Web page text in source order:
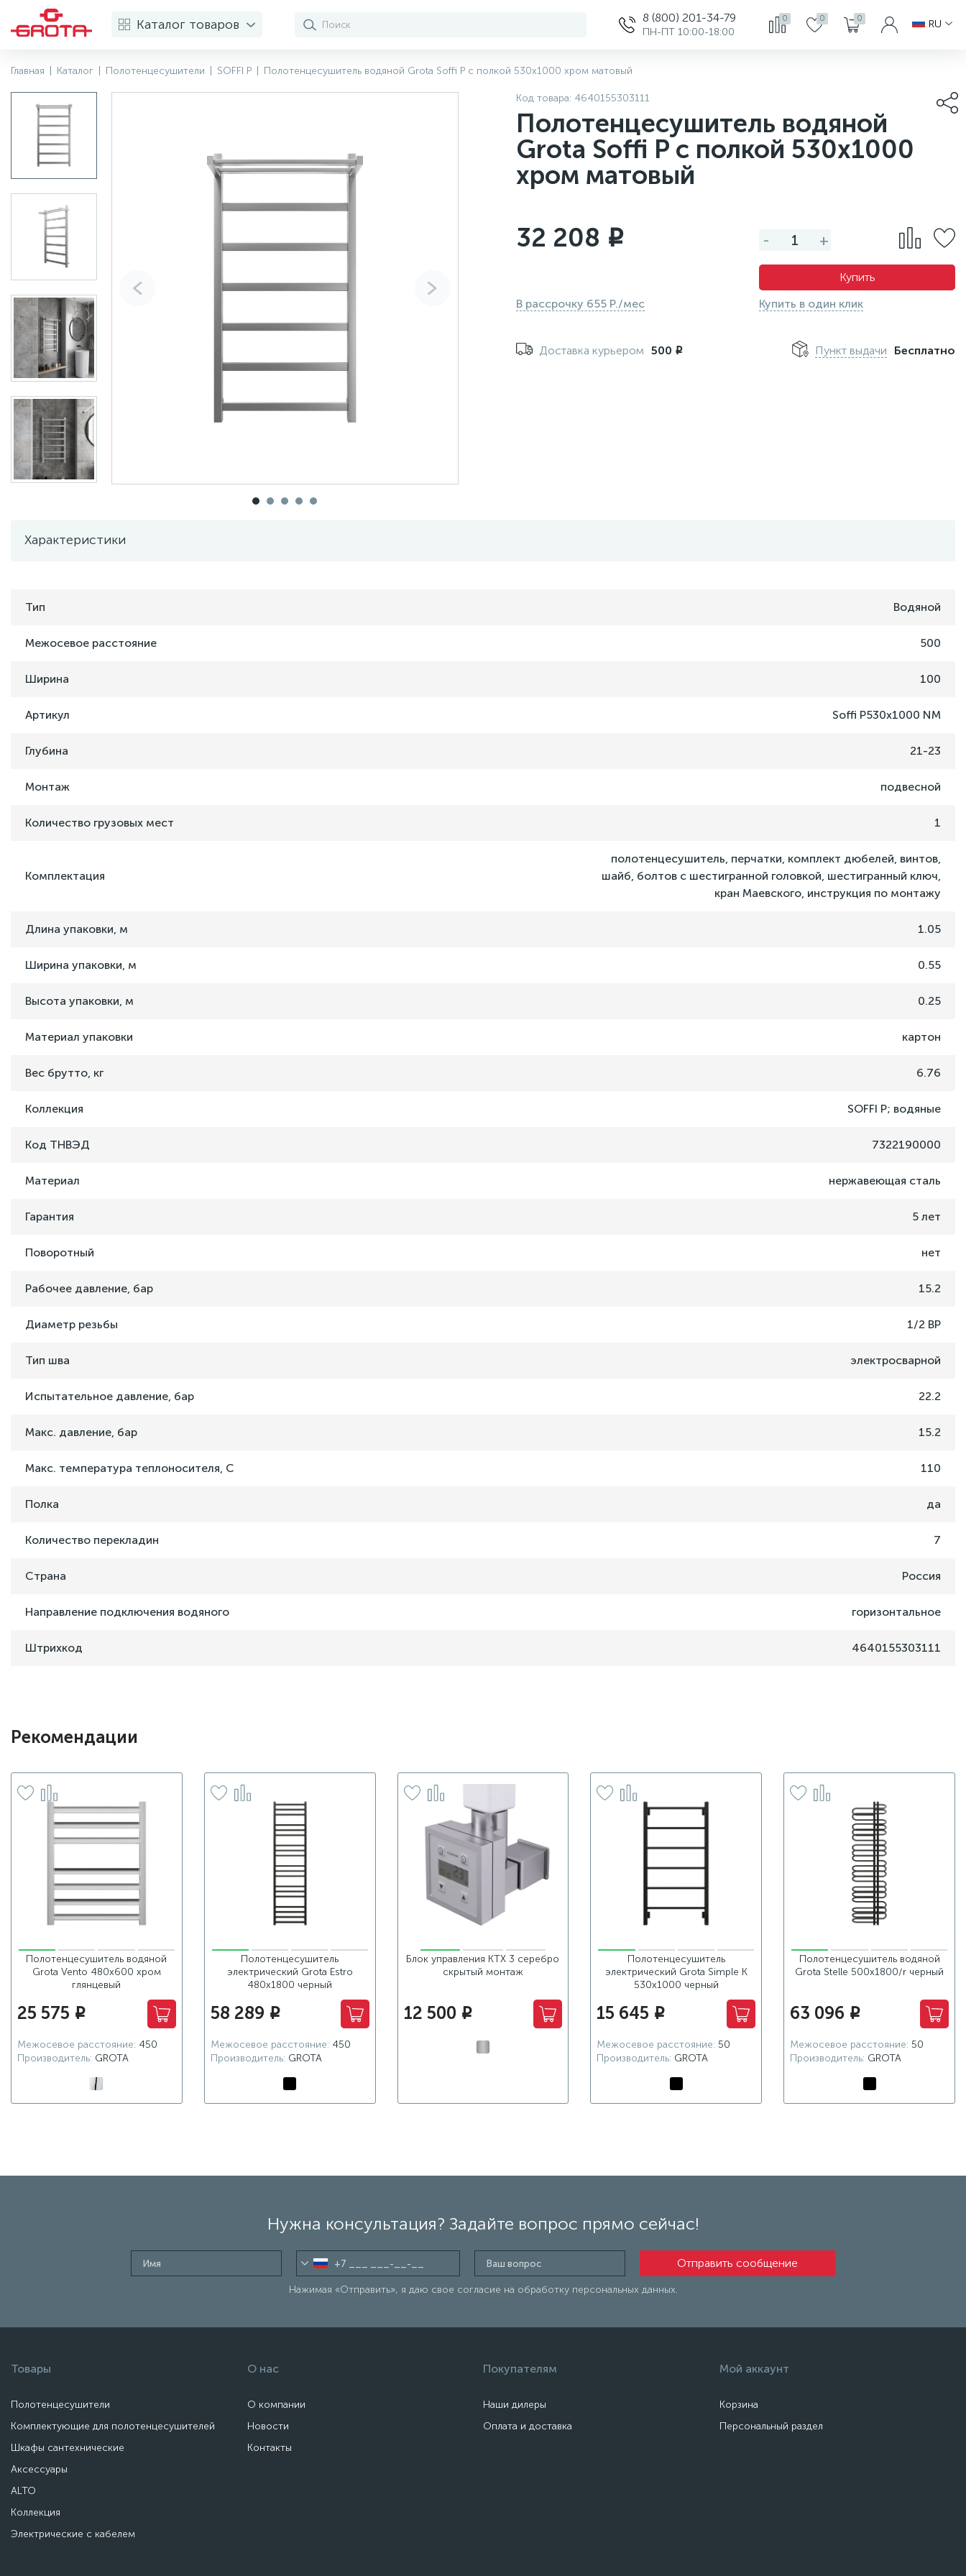
Каталог товаров 8 (800) 201-34-79
ПН-ПТ 10:00-18:00
0 0 0 RU
Главная Каталог Полотенцесушители SOFFI P Полотенцесушитель водяной Grota Soffi P с полкой 530x1000 хром матовый
Код товара: 4640155303111
Полотенцесушитель водяной
Grota Soffi P с полкой 530x1000
хром матовый
32 208 i
В рассрочку 655 Р./мес
- +
Купить
Купить в один клик
Доставка курьером 500 i Пункт выдачи Бесплатно
Характеристики
Тип Водяной
Межосевое расстояние 500
Ширина 100
Артикул Soffi P530x1000 NM
Глубина 21-23
Монтаж подвесной
Количество грузовых мест 1
Комплектация
полотенцесушитель, перчатки, комплект дюбелей, винтов,
шайб, болтов с шестигранной головкой, шестигранный ключ,
кран Маевского, инструкция по монтажу
Длина упаковки, м 1.05
Ширина упаковки, м 0.55
Высота упаковки, м 0.25
Материал упаковки картон
Вес брутто, кг 6.76
Коллекция SOFFI P; водяные
Код ТНВЭД 7322190000
Материал нержавеющая сталь
Гарантия 5 лет
Поворотный нет
Рабочее давление, бар 15.2
Диаметр резьбы 1/2 ВР
Тип шва электросварной
Испытательное давление, бар 22.2
Макс. давление, бар 15.2
Макс. температура теплоносителя, C 110
Полка да
Количество перекладин 7
Страна Россия
Направление подключения водяного горизонтальное
Штрихкод 4640155303111
Рекомендации
Полотенцесушитель водяной
Grota Vento 480x600 хром
глянцевый
25 575 i
Межосевое расстояние: 450
Производитель: GROTA
Полотенцесушитель
электрический Grota Estro
480x1800 черный
58 289 i
Межосевое расстояние: 450
Производитель: GROTA
Блок управления KTX 3 серебро
скрытый монтаж
12 500 i
Полотенцесушитель
электрический Grota Simple K
530х1000 черный
15 645 i
Межосевое расстояние: 50
Производитель: GROTA
Полотенцесушитель водяной
Grota Stelle 500x1800/r черный
63 096 i
Межосевое расстояние: 50
Производитель: GROTA
Нужна консультация? Задайте вопрос прямо сейчас!
Нажимая «Отправить», я даю свое согласие на обработку персональных данных.
Товары
Полотенцесушители
Комплектующие для полотенцесушителей
Шкафы сантехнические
Аксессуары
ALTO
Коллекция
Электрические с кабелем
О нас
О компании
Новости
Контакты
Покупателям
Наши дилеры
Оплата и доставка
Мой аккаунт
Корзина
Персональный раздел